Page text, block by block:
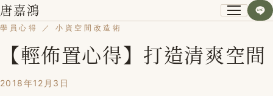
唐嘉鴻
關於我
小資空間改造術
學員心得 ／ 小資空間改造術
【輕佈置心得】打造清爽空間
2018年12月3日